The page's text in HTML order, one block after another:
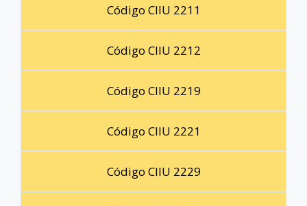
Código CIIU 2211
Código CIIU 2212
Código CIIU 2219
Código CIIU 2221
Código CIIU 2229